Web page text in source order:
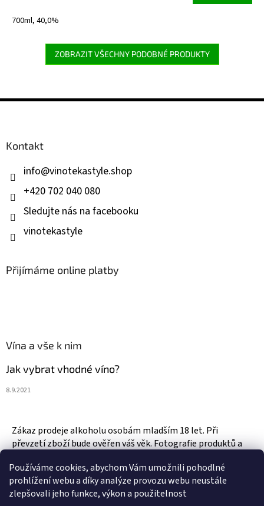
Používáme cookies, abychom Vám umožnili pohodlné
prohlížení webu a díky analýze provozu webu neustále
zlepšovali jeho funkce, výkon a použitelnost
700ml, 40,0%
ZOBRAZIT VŠECHNY PODOBNÉ PRODUKTY
Z
Kontakt
info@vinotekastyle.shop
+420 702 040 080
Sledujte nás na facebooku
vinotekastyle
Přijímáme online platby
Vína a vše k nim
Jak vybrat vhodné víno?
8.9.2021
Zákaz prodeje alkoholu osobám mladším 18 let. Při
převzetí zboží bude ověřen váš věk. Fotografie produktů a